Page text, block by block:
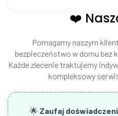
❤️
Pomagamy naszym
bezpieczeństwo w domu bez
Każde zlecenie traktujemy
kompleksowy
🌟 Zaufaj